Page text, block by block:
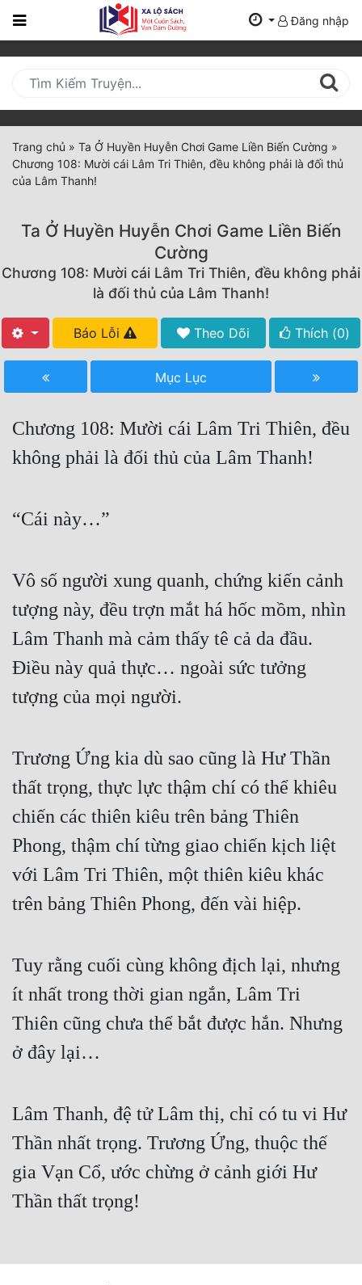
Trang
Mới
Cập
Nhật
(current)
BXH
Hoàn Thành
Hậu Cung
Truyện Convert
Truyện Nhập Môn
Xa Lộ Dịch
Cung Đấu
Cạnh Kỹ
Cổ Tiên Hiệp
Du Hí
Dị Năng
Gia Đấu
Góc Nhìn Nữ
Huyền Huyễn
Huyền Nghi
Huyền Ảo
Hệ Thống
Đăng nhập
Trang chủ » Ta Ở Huyền Huyễn Chơi Game Liền Biến Cường »
Chương 108: Mười cái Lâm Tri Thiên, đều không phải là đối thủ
của Lâm Thanh!
Ta Ở Huyền Huyễn Chơi Game Liền Biến
Cường
Chương 108: Mười cái Lâm Tri Thiên, đều không phải
là đối thủ của Lâm Thanh!
Báo Lỗi Theo Dõi Thích (0)
Mục Lục
Chương 108: Mười cái Lâm Tri Thiên, đều
không phải là đối thủ của Lâm Thanh!
“Cái này…”
Vô số người xung quanh, chứng kiến cảnh
tượng này, đều trợn mắt há hốc mồm, nhìn
Lâm Thanh mà cảm thấy tê cả da đầu.
Điều này quả thực… ngoài sức tưởng
tượng của mọi người.
Trương Ứng kia dù sao cũng là Hư Thần
thất trọng, thực lực thậm chí có thể khiêu
chiến các thiên kiêu trên bảng Thiên
Phong, thậm chí từng giao chiến kịch liệt
với Lâm Tri Thiên, một thiên kiêu khác
trên bảng Thiên Phong, đến vài hiệp.
Tuy rằng cuối cùng không địch lại, nhưng
ít nhất trong thời gian ngắn, Lâm Tri
Thiên cũng chưa thể bắt được hắn. Nhưng
ở đây lại…
Lâm Thanh, đệ tử Lâm thị, chỉ có tu vi Hư
Thần nhất trọng. Trương Ứng, thuộc thế
gia Vạn Cổ, ước chừng ở cảnh giới Hư
Thần thất trọng!